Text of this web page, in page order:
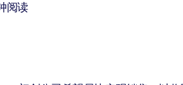
动力，以改善输出结果。
阅读